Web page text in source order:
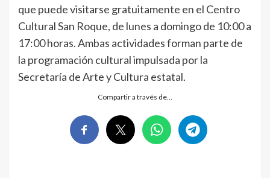
que puede visitarse gratuitamente en el Centro
Cultural San Roque, de lunes a domingo de 10:00 a
17:00 horas. Ambas actividades forman parte de
la programación cultural impulsada por la
Secretaría de Arte y Cultura estatal.
Compartir a través de…